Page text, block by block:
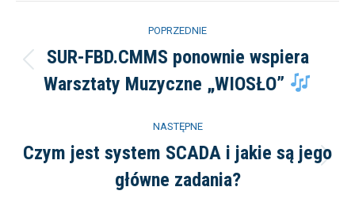
Nawigacja
wpisów
POPRZEDNIE
Poprzedni
wpis:
SUR-FBD.CMMS ponownie wspiera
Warsztaty Muzyczne „WIOSŁO”
NASTĘPNE
wpis:
Czym jest system SCADA i jakie są jego
główne zadania?